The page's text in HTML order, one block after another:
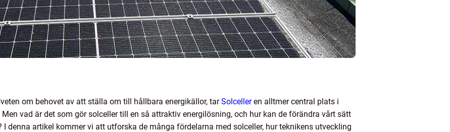
om behovet av att ställa om till hållbara energikällor, tarSolcelleren alltmer central plats i
vad är det som gör solceller till en så attraktiv energilösning, och hur kan de förändra vårt sätt
I denna artikel kommer vi att utforska de många fördelarna med solceller, hur teknikens utveckling